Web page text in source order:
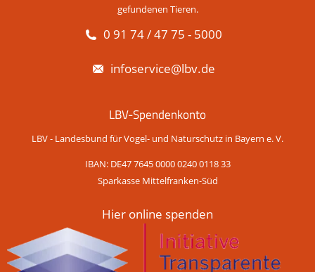
gefundenen Tieren.
0 91 74 / 47 75 - 5000
infoservice@lbv.de
LBV-Spendenkonto
LBV - Landesbund für Vogel- und Naturschutz in Bayern e. V.
IBAN: DE47 7645 0000 0240 0118 33
Sparkasse Mittelfranken-Süd
Hier online spenden